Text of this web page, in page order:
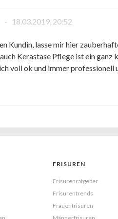
· 18.03.2019, 20:52
Kundin, lasse mir hier
Kerastase Pflege ist ein ganz
voll ok und immer professionell
FRISUREN
Frisurenratgeber
Frisurentrends
Frauenfrisuren